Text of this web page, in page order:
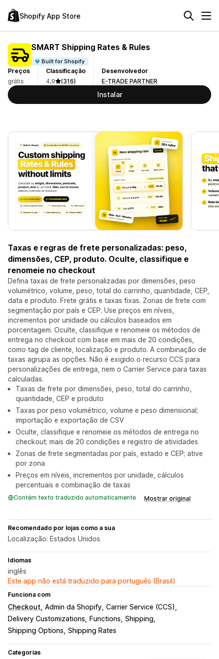
Shopify App Store
SMART Shipping Rates & Rules
Built for Shopify
Preços
grátis
Classificação
4,9
(316)
Desenvolvedor
E-TRADE PARTNER
Instalar
Taxas e regras de frete personalizadas: peso,
dimensões, CEP, produto. Oculte, classifique e
renomeie no checkout
Defina taxas de frete personalizadas por dimensões, peso
volumétrico, volume, peso, total do carrinho, quantidade, CEP,
data e produto. Frete grátis e taxas fixas. Zonas de frete com
segmentação por país e CEP. Use preços em níveis,
incrementos por unidade ou cálculos baseados em
porcentagem. Oculte, classifique e renomeie os métodos de
entrega no checkout com base em mais de 20 condições,
como tag de cliente, localização e produto. A combinação de
taxas agrupa as opções. Não é exigido o recurso CCS para
personalizações de entrega, nem o Carrier Service para taxas
calculadas.
Taxas de frete por dimensões, peso, total do carrinho,
quantidade, CEP e produto
Taxas por peso volumétrico, volume e peso dimensional;
importação e exportação de CSV
Oculte, classifique e renomeie os métodos de entrega no
checkout; mais de 20 condições e registro de atividades
Zonas de frete segmentadas por país, estado e CEP; ative
por zona
Preços em níveis, incrementos por unidade, cálculos
percentuais e combinação de taxas
Contém texto traduzido automaticamente Mostrar original
Recomendado por lojas como a sua
Localização: Estados Unidos
Idiomas
inglês
Este app não está traduzido para português (Brasil)
Funciona com
Checkout Admin da Shopify Carrier Service (CCS)
Delivery Customizations
Functions Shipping
Shipping Options Shipping Rates
Categorias